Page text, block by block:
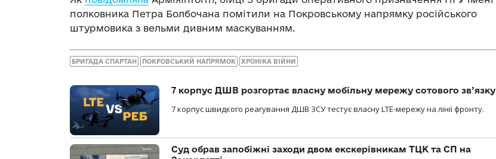
полковника Петра Болбочана помітили на Покровському напрямку російського
штурмовика з вельми дивним маскуванням.
БРИГАДА СПАРТАН ПОКРОВСЬКИЙ НАПРЯМОК ХРОНІКА ВІЙНИ
7 корпус ДШВ розгортає власну мобільну мережу сотового зв’язку
7 корпус швидкого реагування ДШВ ЗСУ тестує власну LTE-мережу на лінії фронту.
Суд обрав запобіжні заходи двом екскерівникам ТЦК та СП на